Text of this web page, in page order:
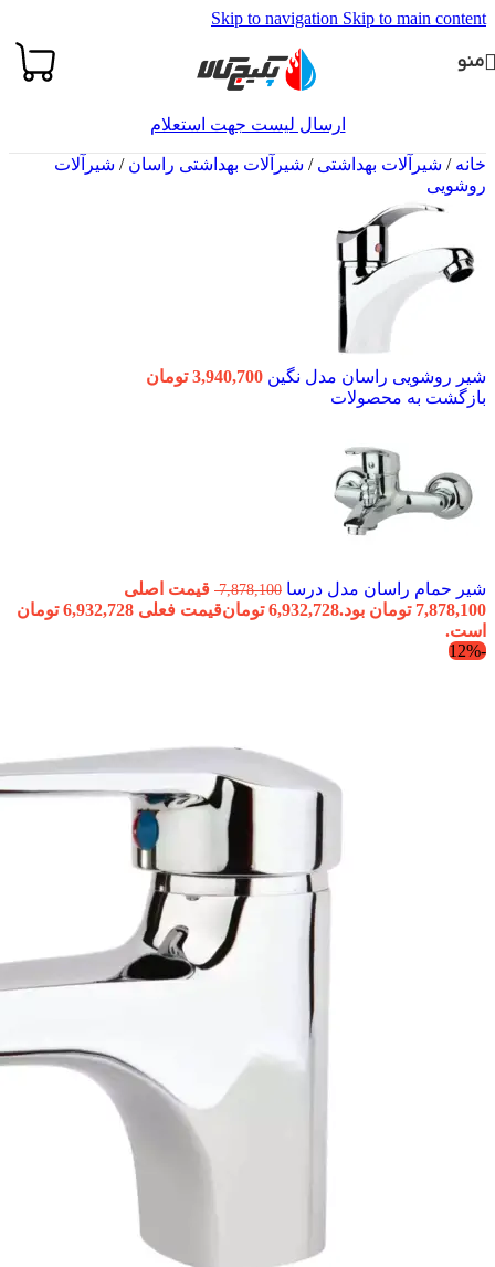
Skip to navigation Skip to main content
منو
ارسال لیست جهت استعلام
خانه/ شیرآلات بهداشتی/ شیرآلات بهداشتی راسان/ شیرآلات
روشویی
شیر روشویی راسان مدل نگین 3,940,700 تومان
بازگشت به محصولات
شیر حمام راسان مدل درسا 7,878,100 قیمت اصلی
7,878,100 تومان بود.
6,932,728 تومان
قیمت فعلی 6,932,728 تومان
است.
-12%